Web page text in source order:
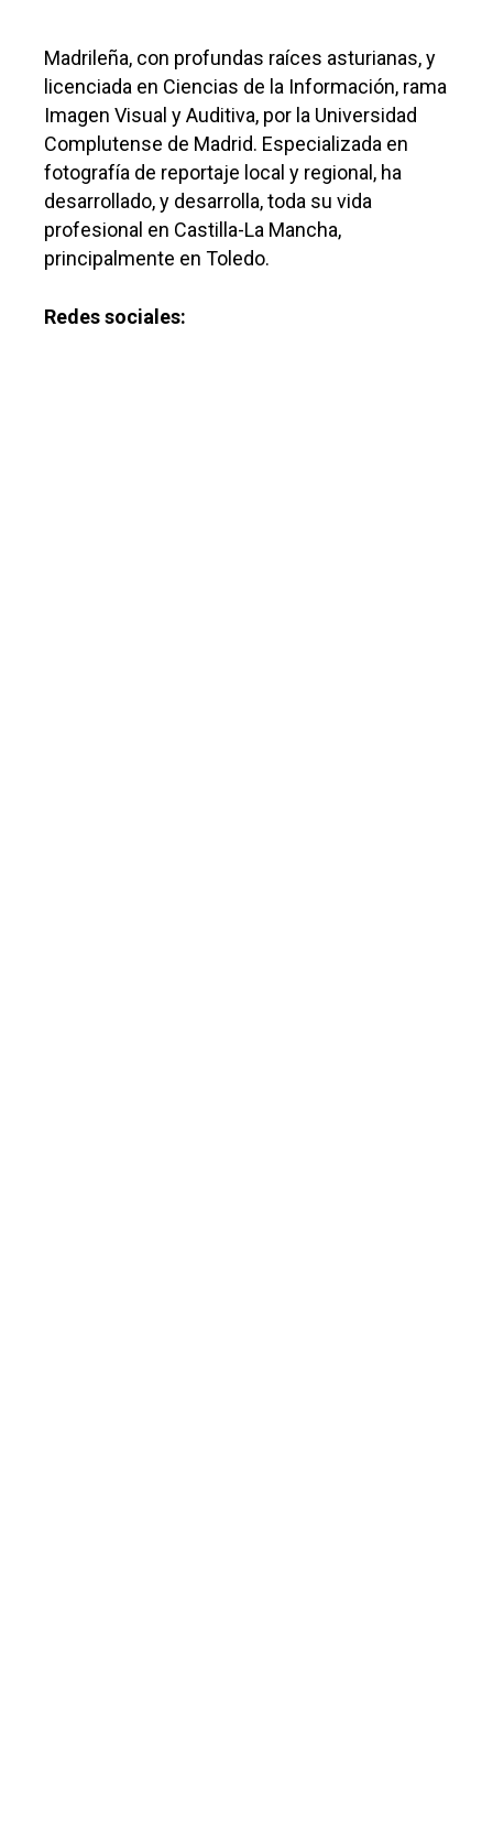
Madrileña, con profundas raíces asturianas, y
licenciada en Ciencias de la Información, rama
Imagen Visual y Auditiva, por la Universidad
Complutense de Madrid. Especializada en
fotografía de reportaje local y regional, ha
desarrollado, y desarrolla, toda su vida
profesional en Castilla-La Mancha,
principalmente en Toledo.
Redes sociales: